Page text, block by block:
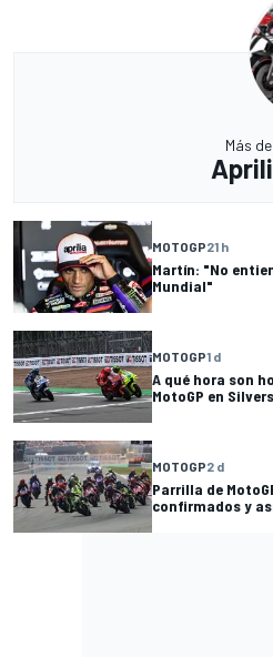
Más de
MOTOGP21 h
Martín: "No
Mundial"
MOTOGP1 d
A qué hora son
MotoGP en
MOTOGP2 d
Parrilla de
confirmados y